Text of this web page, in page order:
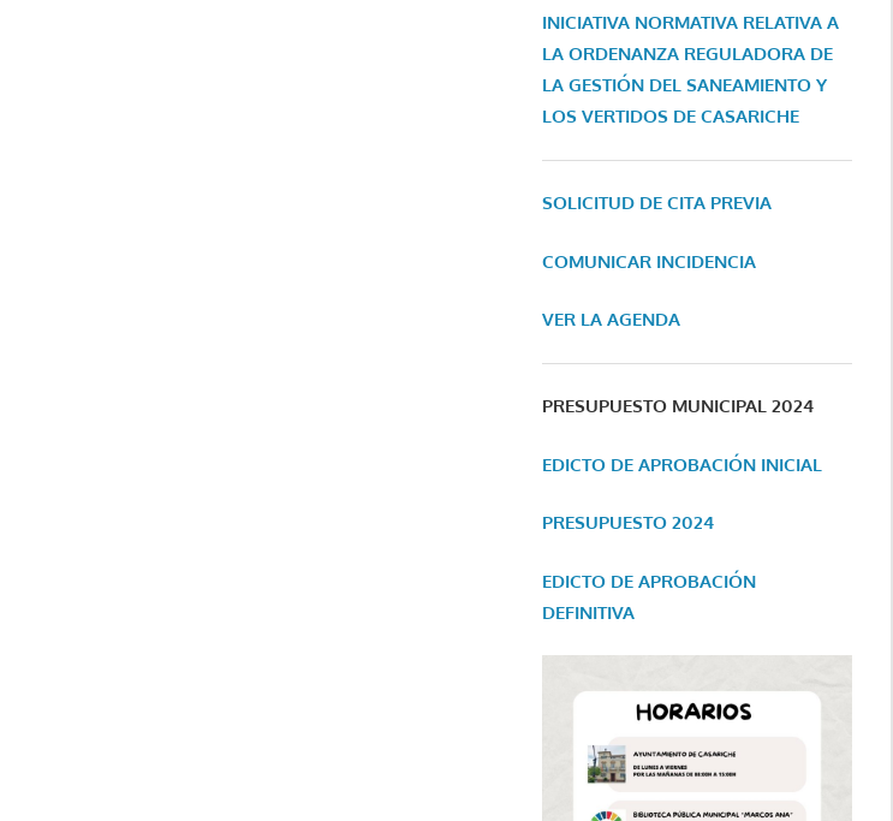
INICIATIVA NORMATIVA RELATIVA A
LA ORDENANZA REGULADORA DE
LA GESTIÓN DEL SANEAMIENTO Y
LOS VERTIDOS DE CASARICHE
SOLICITUD DE CITA PREVIA
COMUNICAR INCIDENCIA
VER LA AGENDA
PRESUPUESTO MUNICIPAL 2024
EDICTO DE APROBACIÓN INICIAL
PRESUPUESTO 2024
EDICTO DE APROBACIÓN
DEFINITIVA